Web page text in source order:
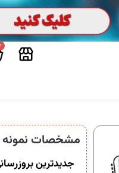
مشخصات
جدیدترین